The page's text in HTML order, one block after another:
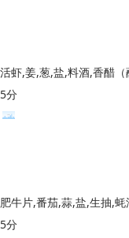
活虾,姜,葱,盐,料酒,香醋（
5分
肥牛片,番茄,蒜,盐,生抽,
5分